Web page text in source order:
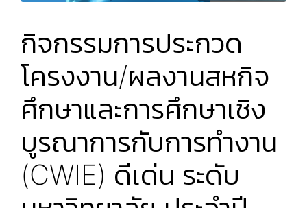
กิจกรรมการประกวด
โครงงาน/ผลงานสหกิจ
ศึกษาและการศึกษาเชิง
บูรณาการกับการทำงาน
(CWIE) ดีเด่น ระดับ